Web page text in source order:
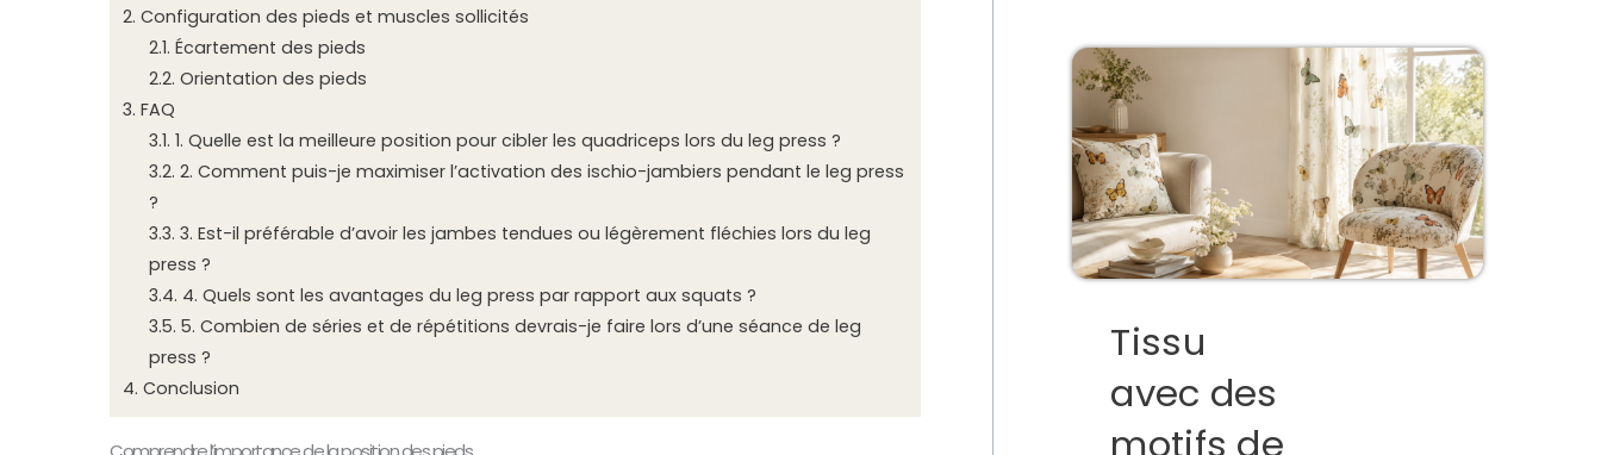
2. Configuration des pieds et muscles sollicités
2.1. Écartement des pieds
2.2. Orientation des pieds
3. FAQ
3.1. 1. Quelle est la meilleure position pour cibler les quadriceps lors du leg press ?
3.2. 2. Comment puis-je maximiser l’activation des ischio-jambiers pendant le leg press
?
3.3. 3. Est-il préférable d’avoir les jambes tendues ou légèrement fléchies lors du leg
press ?
3.4. 4. Quels sont les avantages du leg press par rapport aux squats ?
3.5. 5. Combien de séries et de répétitions devrais-je faire lors d’une séance de leg
press ?
4. Conclusion
Tissu
avec des
motifs de